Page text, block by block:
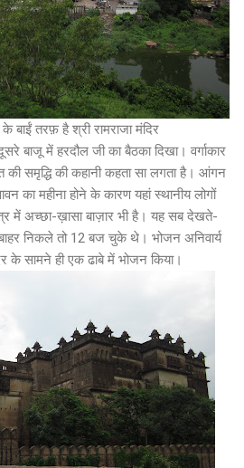
बाईं तरफ़ है श्री रामराजा मंदिर
बाजू में हरदौल जी का बैठका दिखा। वर्गाकार
की समृद्धि की कहानी कहता सा लगता है। आंगन
का महीना होने के कारण यहां स्थानीय लोगों
में अच्छा-ख़ासा बाज़ार भी है। यह सब देखते-
निकले तो 12 बज चुके थे। भोजन अनिवार्य
के सामने ही एक ढाबे में भोजन किया।